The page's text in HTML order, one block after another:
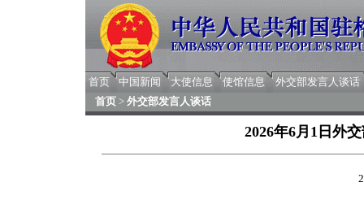
首页 中国新闻 大使信息 使馆信息
外交部发言人谈话
首页 > 外交部发言人谈话
2026年6月1日外